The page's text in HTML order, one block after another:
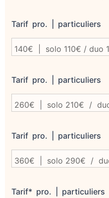
Tarif pro. | particuliers
Tarif pro. | particuliers
Tarif pro. | particuliers
Tarif* pro. | particuliers